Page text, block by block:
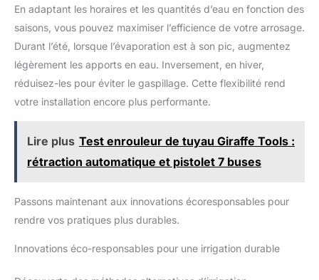
En adaptant les horaires et les quantités d’eau en fonction des
saisons, vous pouvez maximiser l’efficience de votre arrosage.
Durant l’été, lorsque l’évaporation est à son pic, augmentez
légèrement les apports en eau. Inversement, en hiver,
réduisez-les pour éviter le gaspillage. Cette flexibilité rend
votre installation encore plus performante.
Lire plus Test enrouleur de tuyau Giraffe Tools :
rétraction automatique et pistolet 7 buses
Passons maintenant aux innovations écoresponsables pour
rendre vos pratiques plus durables.
Innovations éco-responsables pour une irrigation durable